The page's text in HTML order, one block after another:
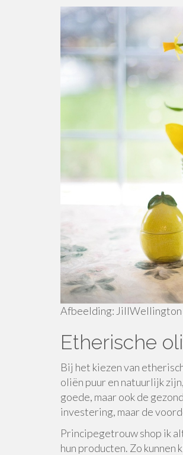
Afbeelding: JillWellington
Etherische
Bij het kiezen van
oliën puur en natuurlijk
goede, maar ook de
investering, maar de
Principegetrouw shop ik
hun producten. Zo